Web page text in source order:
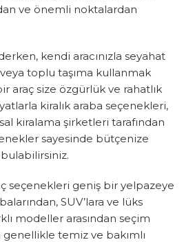
ve önemli noktalardan
kendi aracınızla seyahat
toplu taşıma kullanmak
araç size özgürlük ve rahatlık
kiralık araba seçenekleri,
kiralama şirketleri tarafından
sayesinde bütçenize
seçenekleri geniş bir yelpazeye
SUV’lara ve lüks
modeller arasından seçim
genellikle temiz ve bakımlı